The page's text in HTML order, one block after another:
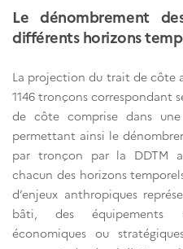
Le dénombrement
différents horizons
La projection du trait de côte
1146 tronçons correspondant
de côte comprise dans
permettant ainsi le
par tronçon par la DDTM
chacun des horizons
d’enjeux anthropiques
bâti, des équipements
économiques ou